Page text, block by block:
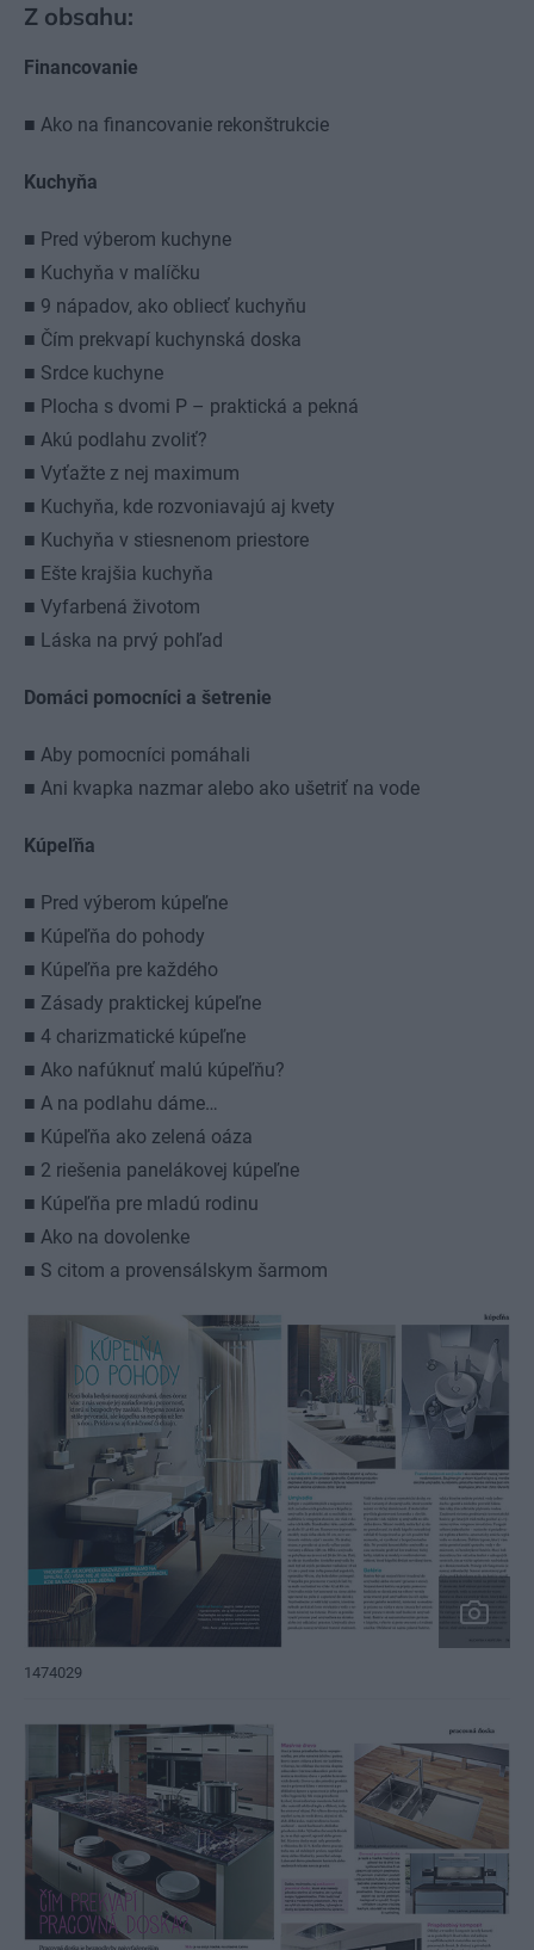
Z obsahu:
Financovanie
■ Ako na financovanie rekonštrukcie
Kuchyňa
■ Pred výberom kuchyne
■ Kuchyňa v malíčku
■ 9 nápadov, ako obliecť kuchyňu
■ Čím prekvapí kuchynská doska
■ Srdce kuchyne
■ Plocha s dvomi P – praktická a pekná
■ Akú podlahu zvoliť?
■ Vyťažte z nej maximum
■ Kuchyňa, kde rozvoniavajú aj kvety
■ Kuchyňa v stiesnenom priestore
■ Ešte krajšia kuchyňa
■ Vyfarbená životom
■ Láska na prvý pohľad
Domáci pomocníci a šetrenie
■ Aby pomocníci pomáhali
■ Ani kvapka nazmar alebo ako ušetriť na vode
Kúpeľňa
■ Pred výberom kúpeľne
■ Kúpeľňa do pohody
■ Kúpeľňa pre každého
■ Zásady praktickej kúpeľne
■ 4 charizmatické kúpeľne
■ Ako nafúknuť malú kúpeľňu?
■ A na podlahu dáme…
■ Kúpeľňa ako zelená oáza
■ 2 riešenia panelákovej kúpeľne
■ Kúpeľňa pre mladú rodinu
■ Ako na dovolenke
■ S citom a provensálskym šarmom
1474029